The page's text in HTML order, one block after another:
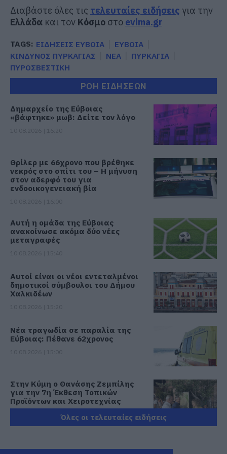
Διαβάστε όλες τις τελευταίες ειδήσεις για την
Ελλάδα και τον Κόσμο στο evima.gr
TAGS: ΕΙΔΗΣΕΙΣ ΕΥΒΟΙΑ
ΕΥΒΟΙΑ
ΚΙΝΔΥΝΟΣ ΠΥΡΚΑΓΙΑΣ
ΝΕΑ
ΠΥΡΚΑΓΙΑ
ΠΥΡΟΣΒΕΣΤΙΚΗ
ΡΟΗ ΕΙΔΗΣΕΩΝ
Δημαρχείο της Εύβοιας
«βάφτηκε» μωβ: Δείτε τον λόγο
Θρίλερ με 66χρονο που βρέθηκε
νεκρός στο σπίτι του – Η μήνυση
στον αδερφό του για
ενδοοικογενειακή βία
Αυτή η ομάδα της Εύβοιας
ανακοίνωσε ακόμα δύο νέες
μεταγραφές
Αυτοί είναι οι νέοι εντεταλμένοι
δημοτικοί σύμβουλοι του Δήμου
Χαλκιδέων
Νέα τραγωδία σε παραλία της
Εύβοιας: Πέθανε 62χρονος
Στην Κύμη ο Θανάσης Ζεμπίλης
για την 7η Έκθεση Τοπικών
Προϊόντων και Χειροτεχνίας
10.08.2026 | 14:40Όλες οι τελευταίες ειδήσεις